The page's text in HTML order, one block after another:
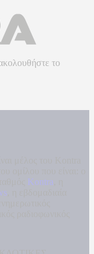
το
Kontra